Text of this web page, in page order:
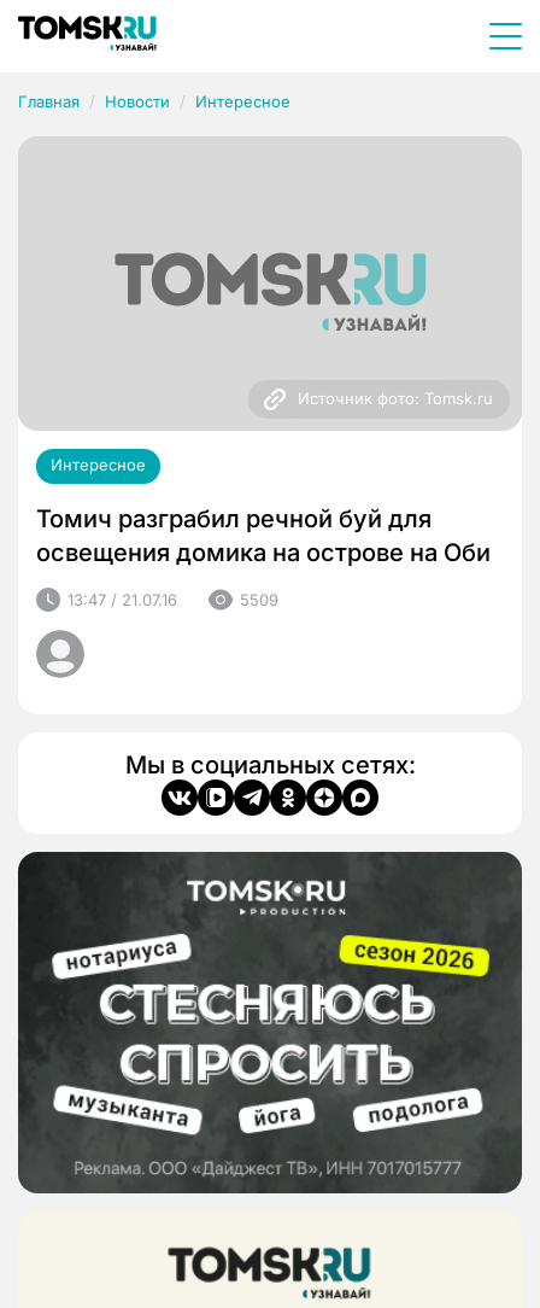
Главная Новости Интересное
Источник фото: Tomsk.ru
Интересное
Томич разграбил речной буй для
освещения домика на острове на Оби
13:47 / 21.07.16 5509
Мы в социальных сетях: